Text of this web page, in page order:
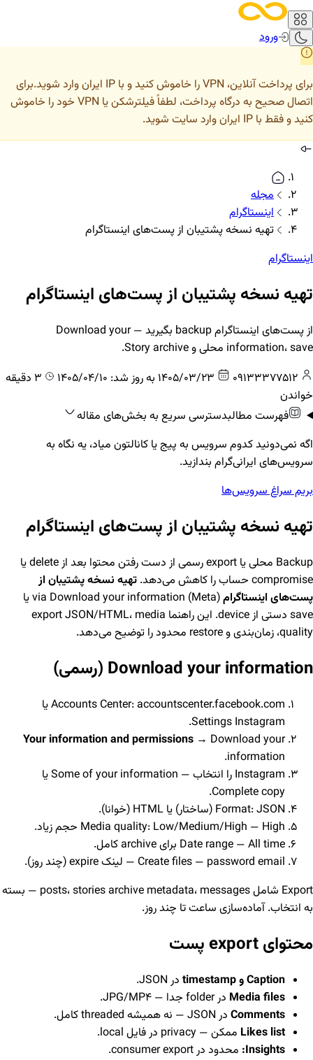
ورود
برای پرداخت آنلاین، VPN را خاموش کنید و با IP ایران وارد شوید.
برای
اتصال صحیح به درگاه پرداخت، لطفاً فیلترشکن یا VPN خود را خاموش
کنید و فقط با IP ایران وارد سایت شوید.
مجله
اینستاگرام
تهیه نسخه پشتیبان از پست‌های اینستاگرام
اینستاگرام
تهیه نسخه پشتیبان از پست‌های اینستاگرام
از پست‌های اینستاگرام backup بگیرید — Download your
information، save محلی و Story archive.
به روز شد: 1405/04/10
3 دقیقه
خواندن
فهرست مطالبدسترسی سریع به بخش‌های مقاله
اگه نمی‌دونید کدوم سرویس به پیج یا کانالتون میاد، یه نگاه به
سرویس‌های ایرانی‌گرام بندازید.
بریم سراغ سرویس‌ها
تهیه نسخه پشتیبان از پست‌های اینستاگرام
Backup محلی یا export رسمی از دست رفتن محتوا بعد از delete یا
compromise حساب را کاهش می‌دهد.
تهیه نسخه پشتیبان از
پست‌های اینستاگرام
via Download your information (Meta) یا
save دستی از device. این راهنما export JSON/HTML، media
quality، زمان‌بندی و restore محدود را توضیح می‌دهد.
Download your information (رسمی)
Accounts Center: accountscenter.facebook.com یا
Settings Instagram.
Your information and permissions → Download your
information.
Instagram را انتخاب — Some of your information یا
Complete copy.
Format: JSON (ساختار) یا HTML (خوانا).
Media quality: Low/Medium/High — High حجم زیاد.
Date range — All time برای archive کامل.
Create files — password email — لینک expire (چند روز).
Export شامل posts، stories archive metadata، messages — بسته
به انتخاب. آماده‌سازی ساعت تا چند روز.
محتوای export پست
Caption و timestamp
در JSON.
Media files در folder جدا — JPG/MP4.
Comments در JSON — نه همیشه threaded کامل.
Likes list ممکن — privacy در فایل local.
Insights: محدود در consumer export.